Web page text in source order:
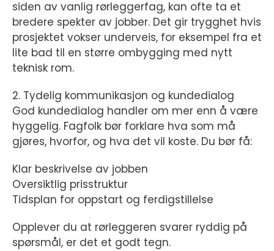
siden av vanlig rørleggerfag, kan ofte ta et
bredere spekter av jobber. Det gir trygghet hvis
prosjektet vokser underveis, for eksempel fra et
lite bad til en større ombygging med nytt
teknisk rom.
2. Tydelig kommunikasjon og kundedialog
God kundedialog handler om mer enn å være
hyggelig. Fagfolk bør forklare hva som må
gjøres, hvorfor, og hva det vil koste. Du bør få:
Klar beskrivelse av jobben
Oversiktlig prisstruktur
Tidsplan for oppstart og ferdigstillelse
Opplever du at rørleggeren svarer ryddig på
spørsmål, er det et godt tegn.